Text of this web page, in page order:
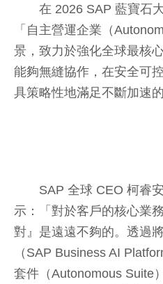
在 2026 SAP 藍寶石大
「自主營運企業（
景，致力於強化全球最核
能夠無縫協作，在安全可
具策略性地滿足不斷加速
SAP 全球 CEO 柯睿安
示：「對於客戶的核心業
對』是遠遠不夠的。透過
（SAP Business AI
套件（Autonomous Suite